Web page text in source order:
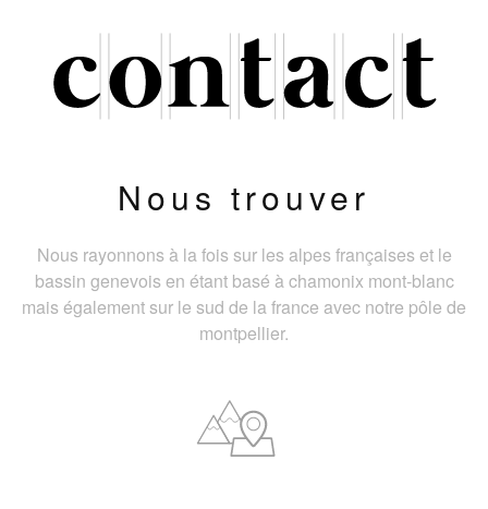
Nous trouver
Nous rayonnons à la fois sur les alpes françaises et le
bassin genevois en étant basé à chamonix mont-blanc
mais également sur le sud de la france avec notre pôle de
montpellier.